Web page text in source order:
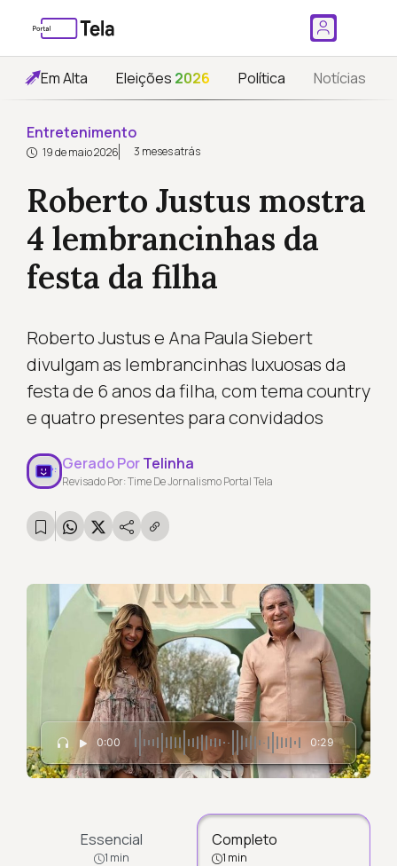
Em Alta Eleições 2026 Política Notícias
Entretenimento
19 de maio 2026 3 meses atrás
Roberto Justus mostra
4 lembrancinhas da
festa da filha
Roberto Justus e Ana Paula Siebert
divulgam as lembrancinhas luxuosas da
festa de 6 anos da filha, com tema country
e quatro presentes para convidados
Gerado PorTelinha
Revisado Por: Time De Jornalismo Portal Tela
0:00 0:29
Essencial
1 min
Completo
1 min